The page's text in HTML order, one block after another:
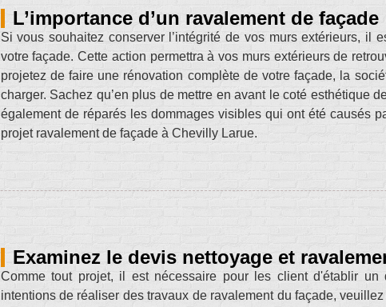
L’importance d’un ravalement de façade
Si vous souhaitez conserver l’intégrité de vos murs extérieurs, il
votre façade. Cette action permettra à vos murs extérieurs de
projetez de faire une rénovation complète de votre façade, la
charger. Sachez qu’en plus de mettre en avant le coté esthétique
également de réparés les dommages visibles qui ont été causés
projet ravalement de façade à Chevilly Larue.
Examinez le devis nettoyage et
Comme tout projet, il est nécessaire pour les client d'établir
intentions de réaliser des travaux de ravalement du façade,